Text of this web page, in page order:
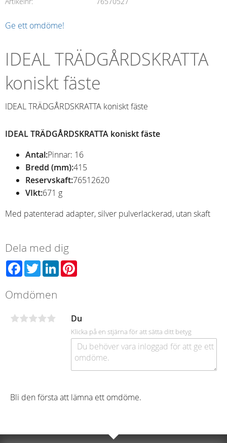
Ge ett omdöme!
IDEAL TRÄDGÅRDSKRATTA
koniskt fäste
IDEAL TRÄDGÅRDSKRATTA koniskt fäste
IDEAL TRÄDGÅRDSKRATTA koniskt fäste
Antal:Pinnar: 16
Bredd (mm):415
Reservskaft:76512620
VIkt:671 g
Med patenterad adapter, silver pulverlackerad, utan skaft
Dela med dig
Facebook
TwitterLinkedIn
Omdömen
Du
Klicka på en stjärna för att sätta ditt betyg
Bli den första att lämna ett omdöme.